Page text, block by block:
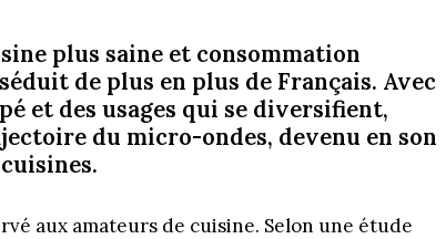
plus saine et consommation
de plus en plus de Français. Avec
et des usages qui se diversifient,
du micro-ondes, devenu en son
aux amateurs de cuisine. Selon une étude